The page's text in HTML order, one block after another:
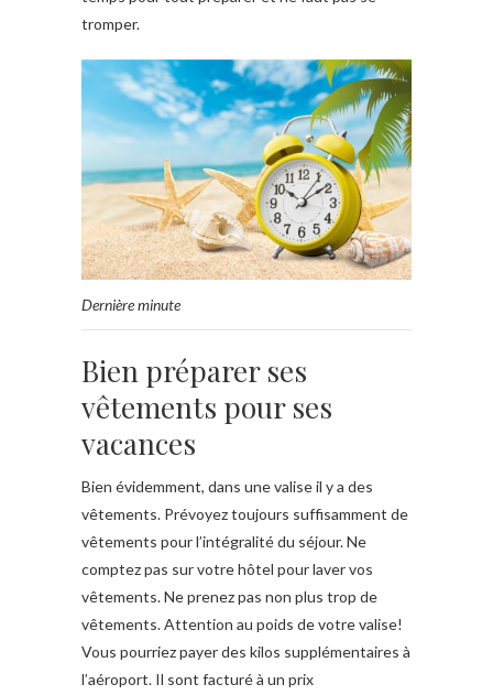
tromper.
Dernière minute
Bien préparer ses
vêtements pour ses
vacances
Bien évidemment, dans une valise il y a des
vêtements. Prévoyez toujours suffisamment de
vêtements pour l’intégralité du séjour. Ne
comptez pas sur votre hôtel pour laver vos
vêtements. Ne prenez pas non plus trop de
vêtements. Attention au poids de votre valise!
Vous pourriez payer des kilos supplémentaires à
l’aéroport. Il sont facturé à un prix